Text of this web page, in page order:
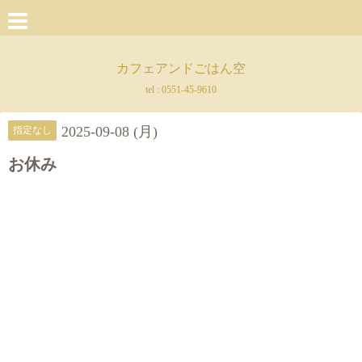
カフェアンドごはん空
tel : 0551-45-9610
指定なし 2025-09-08 (月)
お休み